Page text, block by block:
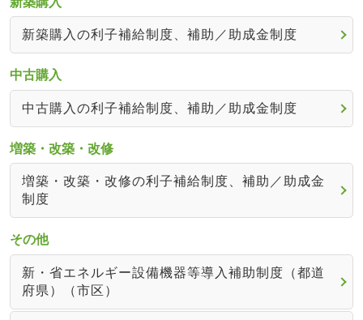
新築購入の利子補給制度、補助／助成金制度
中古購入
中古購入の利子補給制度、補助／助成金制度
増築・改築・改修
増築・改築・改修の利子補給制度、補助／助成金
制度
その他
新・省エネルギー設備機器等導入補助制度（都道
府県）（市区）